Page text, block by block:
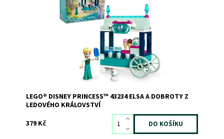
Dostupnost:
Skladem1
11283
LEGO
LEGO® DISNEY PRINCESS™ 43234 ELSA A DOBROTY Z
LEDOVÉHO KRÁLOVSTVÍ
379 Kč